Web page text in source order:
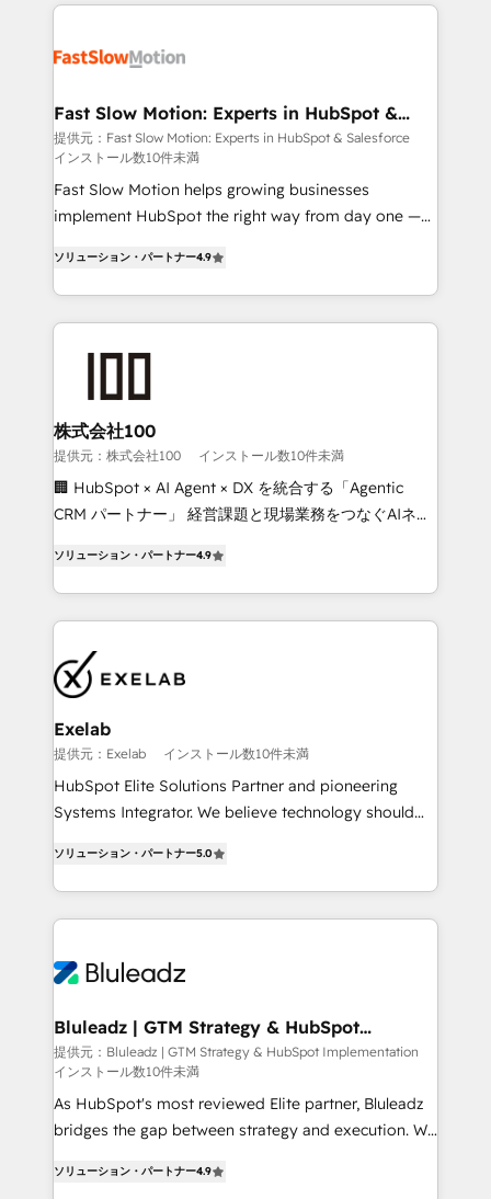
digitaweb.com
design, implement, and optimise HubSpot so it
services include: - Choosing the right HubSpot
package for your business - Full CRM, Marketing, and
Sales Hub implementations - Custom dashboards
and reporting - Workflow automation and data
clean-up - Sales enablement and team training -
Leeds and London, we partner with SMEs across the
UK who are ready to turn HubSpot into the growth
engine it’s meant to be.
Fast Slow Motion: Experts in HubSpot &
Salesforce
提供元：Fast Slow Motion: Experts in HubSpot & Salesforce
インストール数10件未満
Fast Slow Motion helps growing businesses
implement HubSpot the right way from day one —
Highly certified in both HubSpot and Salesforce, we
bring deep experience in CRM implementation,
integrations, and data migration across modern
combines strong technical execution with real
business perspective. Many of our consultants have
scaled businesses themselves, giving us a practical
understanding of what owners and operators need
as their systems, data, and processes evolve. Since
range of industries, including healthcare, software,
B2B services, manufacturing, financial services and
on delivering clean, scalable, AI-ready systems that
create long-term value and a consistently strong
ソリューション・パートナー4.9
株式会社100
提供元：株式会社100 インストール数10件未満
🏢 HubSpot × AI Agent × DX を統合する「Agentic
CRM パートナー」 経営課題と現場業務をつなぐAIネイ
力で顧客フロント業務を再設計します。 💡 100inc は何
をする会社か？ HubSpotを共通基盤に、AIエージェン
トを組み込んだ顧客フロント業務（マーケティング・営
ィブ・エージェンシーです。事業部・グループ会社・部
門が分立する組織で、データと業務プロセスのサイロ化
を、CRMを軸とした全社共通基盤に再構築します。意
思決定者・PMO・現場担当者に並走します。 1️⃣
HubSpot導入・活用支援 顧客データの一元化から、
GTMの見える化・自動化まで。全Hub統合運用、デー
2️⃣ AIエージェント組織構築 営業・マーケティング業務
の一部をAIが自律実行する組織への移行を設計・実装。
DX × AI推進のPMO伴走支援 複数部門をまたぐDX×AI変
革を、構想から実装・定着までPMOとして主導。「設
の統合・浸透・変革管理を実行します。 ▸ CMS戦略設
計・構築：リード獲得・CVR・SEOを前提にした情報設
計・導線設計・テンプレート設計をContent Hubで一体
提供。 ▸ 既存CRM・MAからの移行支援：Salesforce・
Marketo・Pardot等からの移行、カスタム設計、履歴
データ移行と活用設計まで。 ▸ AEO対応：ChatGPT・
ソリューション・パートナー4.9
Exelab
提供元：Exelab インストール数10件未満
HubSpot Elite Solutions Partner and pioneering
Systems Integrator. We believe technology should
Every engagement begins with clear objectives,
customer journey mapping, and measurable KPIs.
Only then we architect solutions. The question is
outcomes to deliver. -SYSTEM INTEGRATION-
make HubSpot the operational hub, integrated with
SAP, Microsoft Dynamics, custom ERPs, and any
enterprise platform. Proprietary apps extend
HubSpot beyond standard configurations. -AI-
FIRST- AI across customer-facing operations to
unlock efficiency at scale. From predictive
ソリューション・パートナー5.0
Bluleadz | GTM Strategy & HubSpot
Implementation
提供元：Bluleadz | GTM Strategy & HubSpot Implementation
インストール数10件未満
As HubSpot's most reviewed Elite partner, Bluleadz
bridges the gap between strategy and execution. We
Operating System (GTM OS) to align your leadership
ソリューション・パートナー4.9